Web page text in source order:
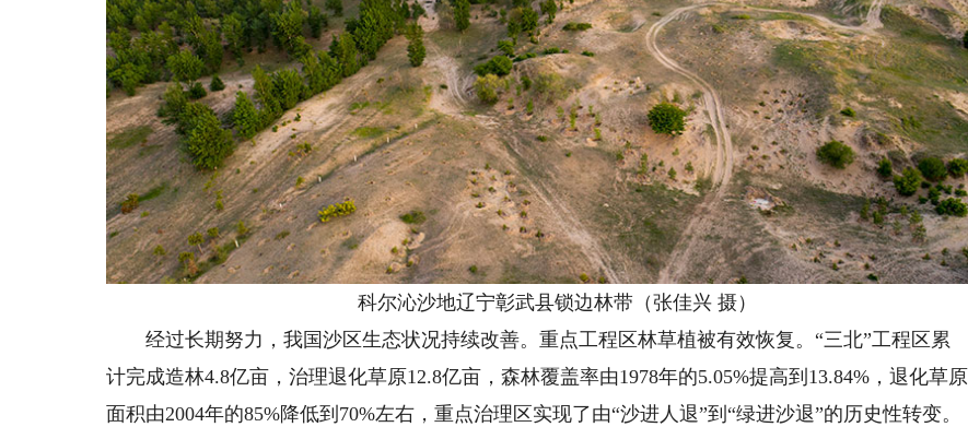
科尔沁沙地辽宁彰武县锁边林带（张佳兴 摄）
经过长期努力，我国沙区生态状况持续改善。重点工程区林草植被有效恢复。“三北”工程区累
计完成造林4.8亿亩，治理退化草原12.8亿亩，森林覆盖率由1978年的5.05%提高到13.84%，退化草原
面积由2004年的85%降低到70%左右，重点治理区实现了由“沙进人退”到“绿进沙退”的历史性转变。